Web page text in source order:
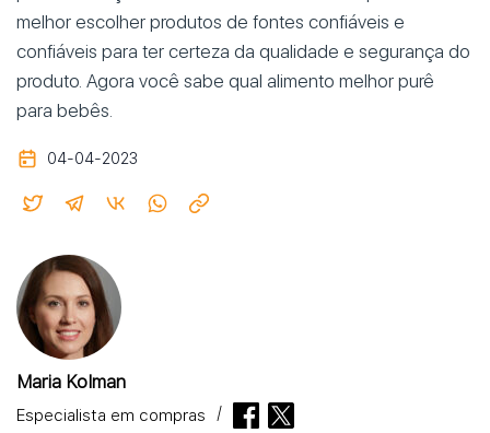
melhor escolher produtos de fontes confiáveis e
confiáveis para ter certeza da qualidade e segurança do
produto. Agora você sabe qual alimento melhor purê
para bebês.
04-04-2023
Maria Kolman
Especialista em compras